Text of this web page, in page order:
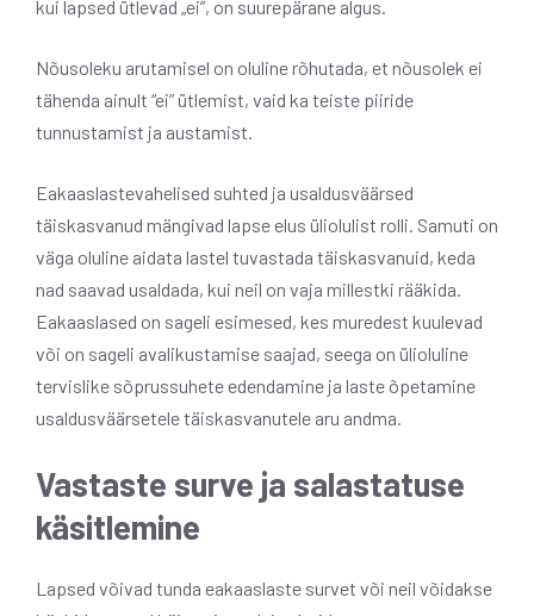
kui lapsed ütlevad „ei”, on suurepärane algus.
Nõusoleku arutamisel on oluline rõhutada, et nõusolek ei
tähenda ainult “ei” ütlemist, vaid ka teiste piiride
tunnustamist ja austamist.
Eakaaslastevahelised suhted ja usaldusväärsed
täiskasvanud mängivad lapse elus üliolulist rolli. Samuti on
väga oluline aidata lastel tuvastada täiskasvanuid, keda
nad saavad usaldada, kui neil on vaja millestki rääkida.
Eakaaslased on sageli esimesed, kes muredest kuulevad
või on sageli avalikustamise saajad, seega on ülioluline
tervislike sõprussuhete edendamine ja laste õpetamine
usaldusväärsetele täiskasvanutele aru andma.
Vastaste surve ja salastatuse
käsitlemine
Lapsed võivad tunda eakaaslaste survet või neil võidakse